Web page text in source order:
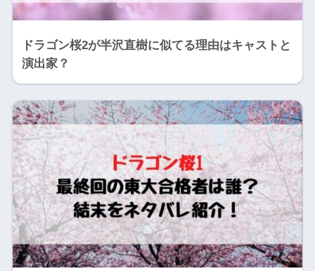
ドラゴン桜2が半沢直樹に似てる理由はキャストと
演出家？